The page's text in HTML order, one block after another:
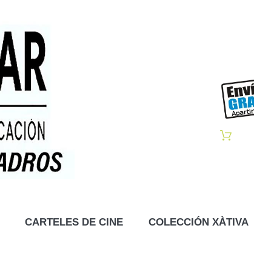
CARTELES DE CINE COLECCIÓN XÀTIVA